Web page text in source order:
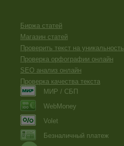
Биржа статей
Магазин статей
Проверить текст на уникальность
Проверка орфографии онлайн
SEO анализ онлайн
Проверка качества текста
МИР / СБП
WebMoney
Volet
Безналичный платеж